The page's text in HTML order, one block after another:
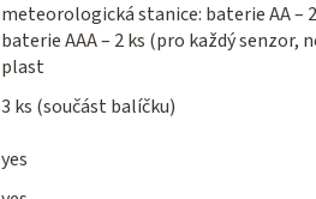
meteorologická stanice: baterie AA –
baterie AAA – 2 ks (pro každý senzor,
plast
3 ks (součást balíčku)
yes